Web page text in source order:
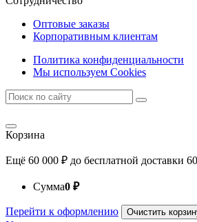
Оптовые заказы
Корпоративным клиентам
Политика конфиденциальности
Мы используем Cookies
Корзина
Ещё 60 000 ₽ до бесплатной доставки
Сумма0 ₽
Перейти к оформлению Очистить